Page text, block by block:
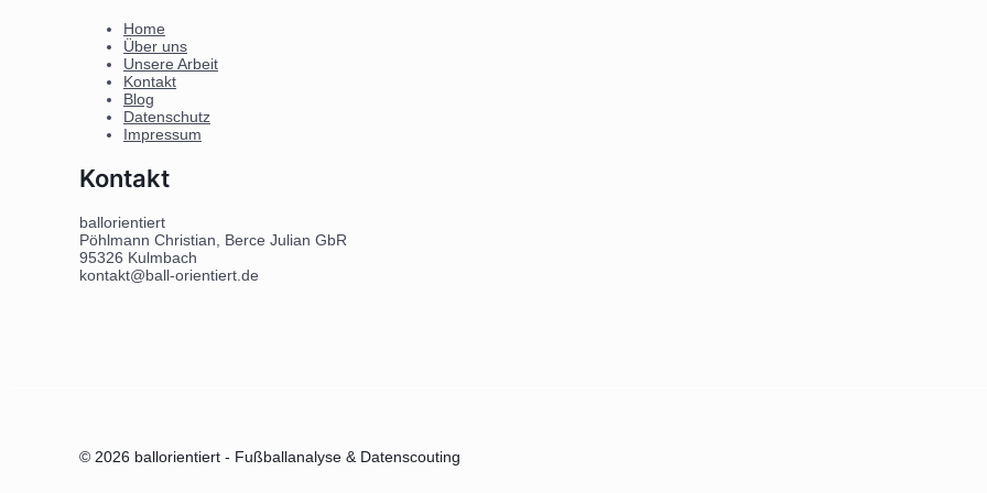
Home
Über uns
Unsere Arbeit
Kontakt
Blog
Datenschutz
Impressum
Kontakt
ballorientiert
Pöhlmann Christian, Berce Julian GbR
95326 Kulmbach
kontakt@ball-orientiert.de
© 2026 ballorientiert - Fußballanalyse & Datenscouting